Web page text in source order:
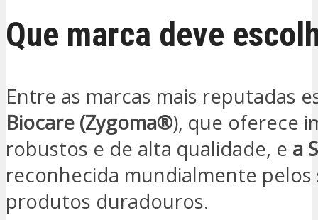
Que marca deve
Entre as marcas mais reputadas
Biocare (Zygoma®), que oferece
robustos e de alta qualidade, e a
reconhecida mundialmente pelos
produtos duradouros.